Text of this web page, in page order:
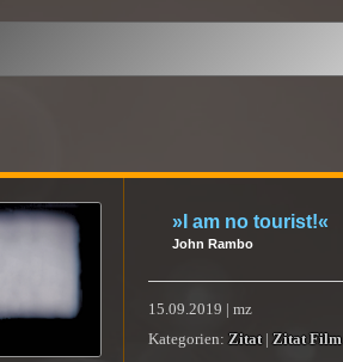
»I am no tourist!«
John Rambo
15.09.2019 | mz
Kategorien:Zitat |Zitat Film